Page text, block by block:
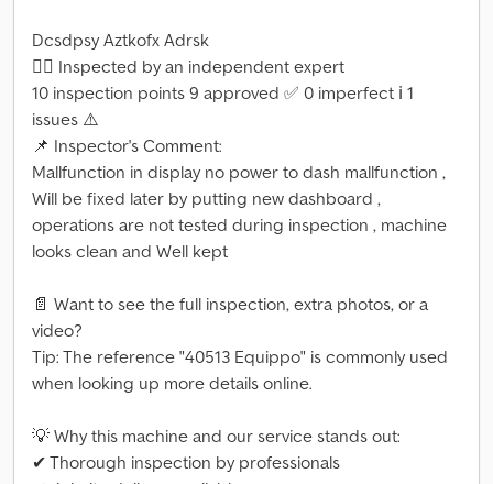
Dcsdpsy Aztkofx Adrsk
👷‍♂️ Inspected by an independent expert
10 inspection points 9 approved ✅ 0 imperfect ℹ️ 1
issues ⚠️
📌 Inspector's Comment:
Mallfunction in display no power to dash mallfunction ,
Will be fixed later by putting new dashboard ,
operations are not tested during inspection , machine
looks clean and Well kept
📄 Want to see the full inspection, extra photos, or a
video?
Tip: The reference "40513 Equippo" is commonly used
when looking up more details online.
💡 Why this machine and our service stands out:
✔ Thorough inspection by professionals